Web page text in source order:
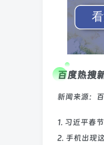
百度热搜
新闻来源：
1. 习近平春
2. 手机出现